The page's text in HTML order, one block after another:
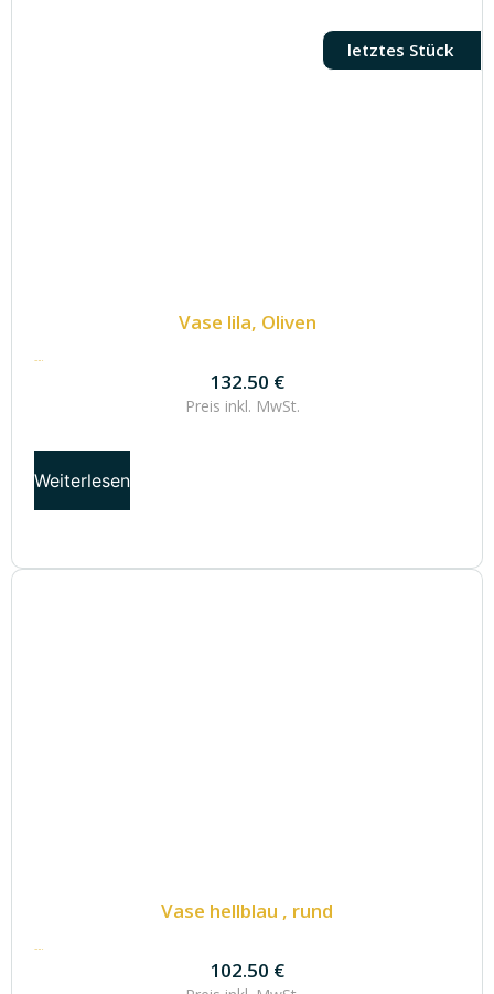
letztes Stück
Vase lila, Oliven
132.50 €
132.50 €
Preis inkl. MwSt.
Weiterlesen
Vase hellblau , rund
102.50 €
102.50 €